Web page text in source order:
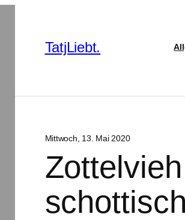
TatjLiebt.
Mittwoch, 13. Mai 2020